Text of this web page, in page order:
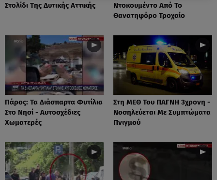
Στολίδι Της Δυτικής Αττικής
Ντοκουμέντο Από Το
Θανατηφόρο Τροχαίο
Πάρος: Τα Διάσπαρτα Φυτίλια
Στο Νησί - Αυτοσχέδιες
Χωματερές
Στη ΜΕΘ Του ΠΑΓΝΗ 3χρονη -
Νοσηλεύεται Με Συμπτώματα
Πνιγμού